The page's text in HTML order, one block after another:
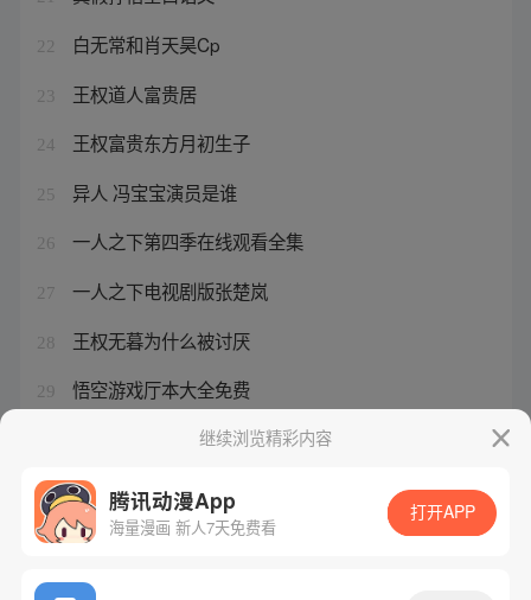
22 白无常和肖天昊Cp
23 王权道人富贵居
24 王权富贵东方月初生子
25 异人 冯宝宝演员是谁
26 一人之下第四季在线观看全集
27 一人之下电视剧版张楚岚
28 王权无暮为什么被讨厌
29 悟空游戏厅本大全免费
腾讯体育直播在线观看nba
继续浏览精彩内容
腾讯动漫App
海量漫画 新人7天免费看
打开APP